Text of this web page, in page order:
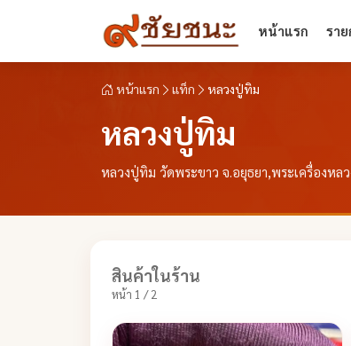
หน้าแรก รา
หน้าแรก แท็ก หลวงปู่ทิม
หลวงปู่ทิม
หลวงปู่ทิม วัดพระขาว จ.อยุธยา,พระเครื่องห
สินค้าในร้าน
หน้า 1 / 2